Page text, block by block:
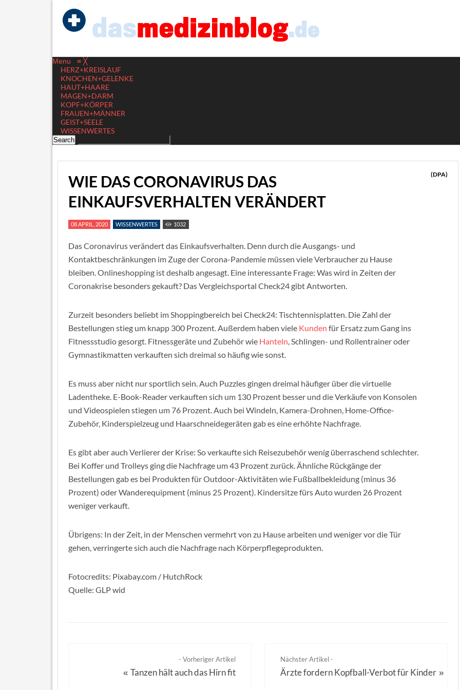
Menu ≡ ╳
HERZ+KREISLAUF
KNOCHEN+GELENKE
HAUT+HAARE
MAGEN+DARM
KOPF+KÖRPER
FRAUEN+MÄNNER
GEIST+SEELE
WISSENWERTES
WIE DAS CORONAVIRUS DAS
EINKAUFSVERHALTEN VERÄNDERT
(DPA)
08 APRIL, 2020 WISSENWERTES 1032
Das Coronavirus verändert das Einkaufsverhalten. Denn durch die Ausgangs- und
Kontaktbeschränkungen im Zuge der Corona-Pandemie müssen viele Verbraucher zu Hause
bleiben. Onlineshopping ist deshalb angesagt. Eine interessante Frage: Was wird in Zeiten der
Coronakrise besonders gekauft? Das Vergleichsportal Check24 gibt Antworten.
Zurzeit besonders beliebt im Shoppingbereich bei Check24: Tischtennisplatten. Die Zahl der
Bestellungen stieg um knapp 300 Prozent. Außerdem haben viele Kunden für Ersatz zum Gang ins
Fitnessstudio gesorgt. Fitnessgeräte und Zubehör wie Hanteln, Schlingen- und Rollentrainer oder
Gymnastikmatten verkauften sich dreimal so häufig wie sonst.
Es muss aber nicht nur sportlich sein. Auch Puzzles gingen dreimal häufiger über die virtuelle
Ladentheke. E-Book-Reader verkauften sich um 130 Prozent besser und die Verkäufe von Konsolen
und Videospielen stiegen um 76 Prozent. Auch bei Windeln, Kamera-Drohnen, Home-Office-
Zubehör, Kinderspielzeug und Haarschneidegeräten gab es eine erhöhte Nachfrage.
Es gibt aber auch Verlierer der Krise: So verkaufte sich Reisezubehör wenig überraschend schlechter.
Bei Koffer und Trolleys ging die Nachfrage um 43 Prozent zurück. Ähnliche Rückgänge der
Bestellungen gab es bei Produkten für Outdoor-Aktivitäten wie Fußballbekleidung (minus 36
Prozent) oder Wanderequipment (minus 25 Prozent). Kindersitze fürs Auto wurden 26 Prozent
weniger verkauft.
Übrigens: In der Zeit, in der Menschen vermehrt von zu Hause arbeiten und weniger vor die Tür
gehen, verringerte sich auch die Nachfrage nach Körperpflegeprodukten.
Fotocredits: Pixabay.com / HutchRock
Quelle: GLP wid
- Vorheriger Artikel
« Tanzen hält auch das Hirn fit
Nächster Artikel -
Ärzte fordern Kopfball-Verbot für Kinder »